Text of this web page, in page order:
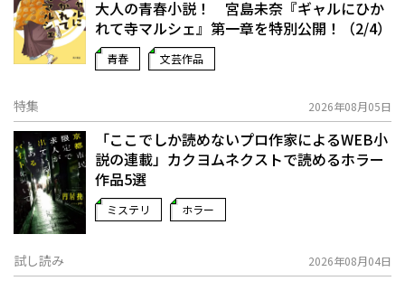
大人の青春小説！ 宮島未奈『ギャルにひか
れて寺マルシェ』第一章を特別公開！（2/4）
青春 文芸作品
特集 2026年08月05日
「ここでしか読めないプロ作家によるWEB小
説の連載」――カクヨムネクストで読めるホラー
作品5選
ミステリ ホラー
試し読み 2026年08月04日